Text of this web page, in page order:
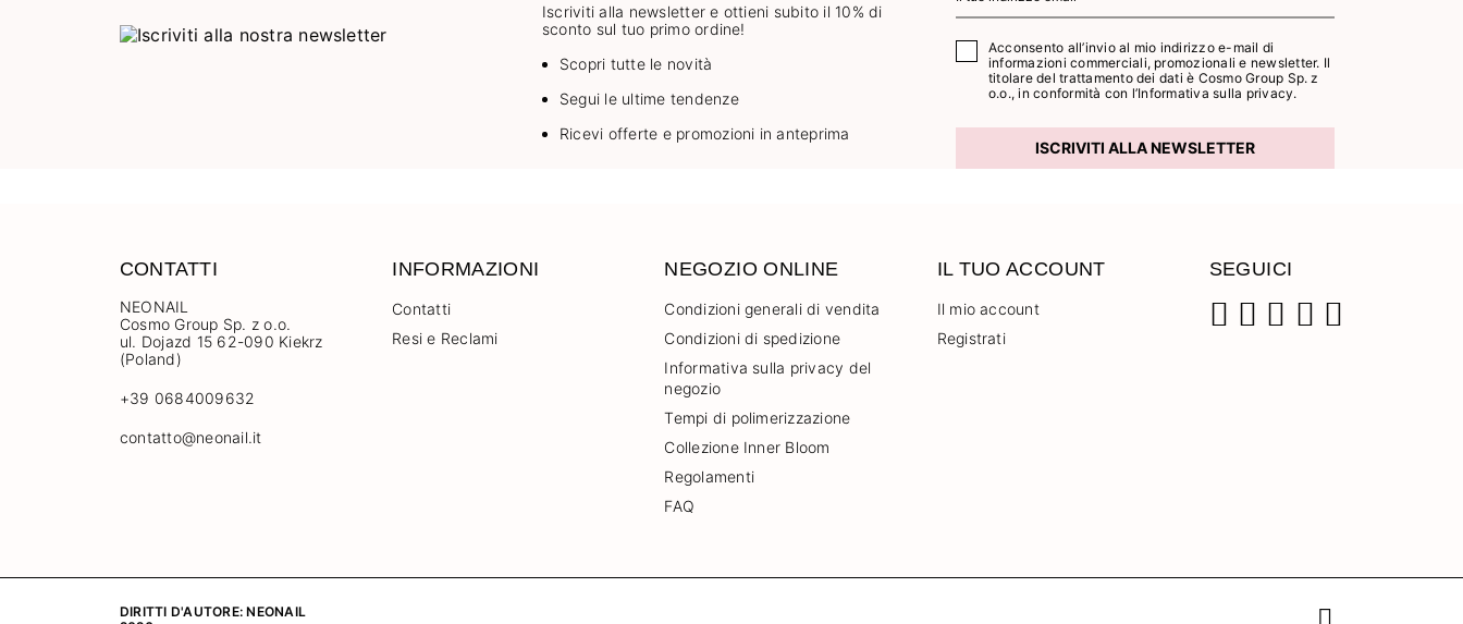
Iscriviti alla newsletter e ottieni subito il 10% di
sconto sul tuo primo ordine!
Scopri tutte le novità
Segui le ultime tendenze
Ricevi offerte e promozioni in anteprima
Acconsento all’invio al mio indirizzo e-mail di
informazioni commerciali, promozionali e newsletter. Il
titolare del trattamento dei dati è Cosmo Group Sp. z
o.o., in conformità con l’Informativa sulla privacy.
ISCRIVITI ALLA NEWSLETTER
CONTATTI
NEONAIL
Cosmo Group Sp. z o.o.
ul. Dojazd 15 62-090 Kiekrz
(Poland)
+39 0684009632
contatto@neonail.it
INFORMAZIONI
Contatti
Resi e Reclami
NEGOZIO ONLINE
Condizioni generali di vendita
Condizioni di spedizione
Informativa sulla privacy del
negozio
Tempi di polimerizzazione
Collezione Inner Bloom
Regolamenti
FAQ
IL TUO ACCOUNT
Il mio account
Registrati
SEGUICI
DIRITTI D'AUTORE: NEONAIL